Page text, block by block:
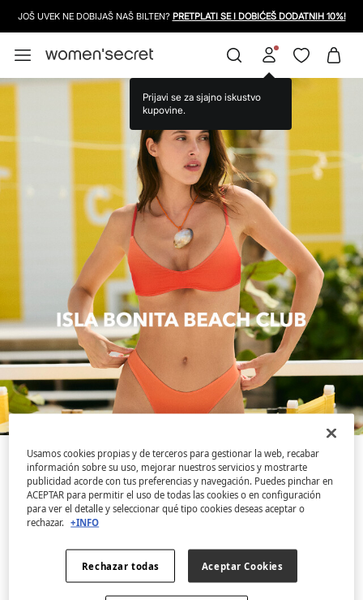
BESPLATNA DOSTAVA ZA PORUDŽBINE PREKO 3999 RSD
Otkrijte kolekciju kupaćih kostima koja je čista doza
boje i energije, inspirisana radošću sunčanih dana.
Sa živopisnim gradijentima, originalnim naborima i
kontrastnim detaljima od kamenčića. Intenzivne
nijanse koje prenose energiju i optimizam, slaveći
činjenicu da je vaše omiljeno godišnje doba odmah
iza ugla.
Usamos cookies propias y de terceros para gestionar la web, recabar
información sobre su uso, mejorar nuestros servicios y mostrarte
publicidad acorde con tus preferencias y navegación. Puedes pinchar en
ACEPTAR para permitir el uso de todas las cookies o en configuración
para ver el detalle y seleccionar qué tipo cookies deseas aceptar o
rechazar.
+INFO
Rechazar todas Aceptar Cookies